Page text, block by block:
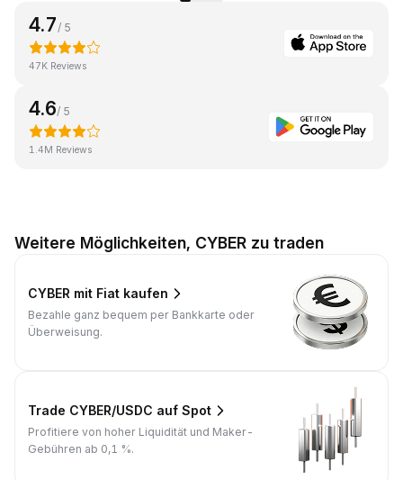
4.7 / 5
47K Reviews
4.6/ 5
1.4M Reviews
Weitere Möglichkeiten, CYBER zu traden
CYBER mit Fiat kaufen
Bezahle ganz bequem per Bankkarte oder
Überweisung.
Trade CYBER/USDC auf Spot
Profitiere von hoher Liquidität und Maker-
Gebühren ab 0,1 %.